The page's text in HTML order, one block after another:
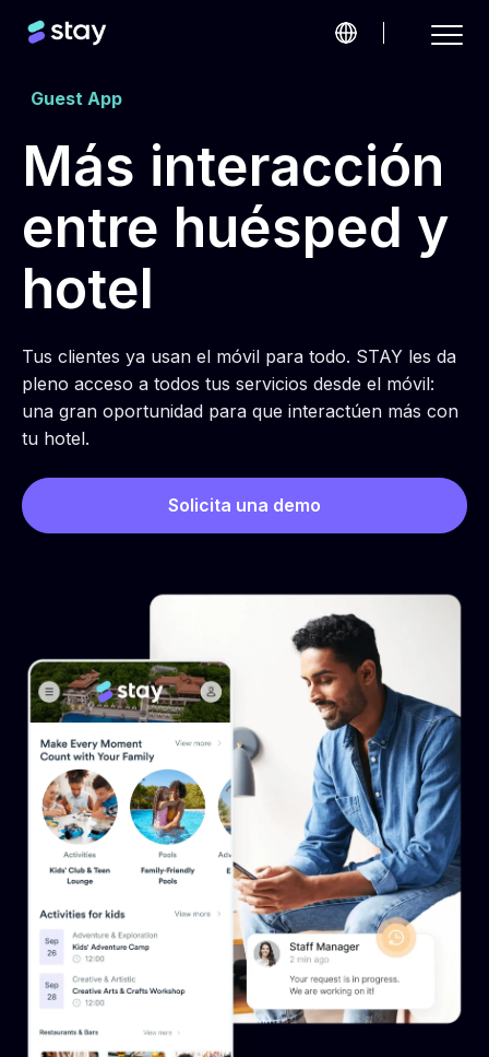
Guest App
Más interacción
entre huésped y
hotel
Tus clientes ya usan el móvil para todo. STAY les da
pleno acceso a todos tus servicios desde el móvil:
una gran oportunidad para que interactúen más con
tu hotel.
Solicita una demo